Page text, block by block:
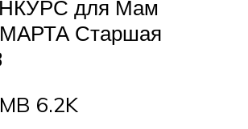
для Мам
Старшая
6.2K